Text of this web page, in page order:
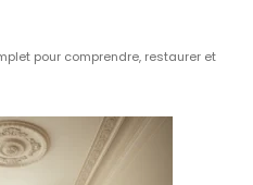
pour comprendre, restaurer et